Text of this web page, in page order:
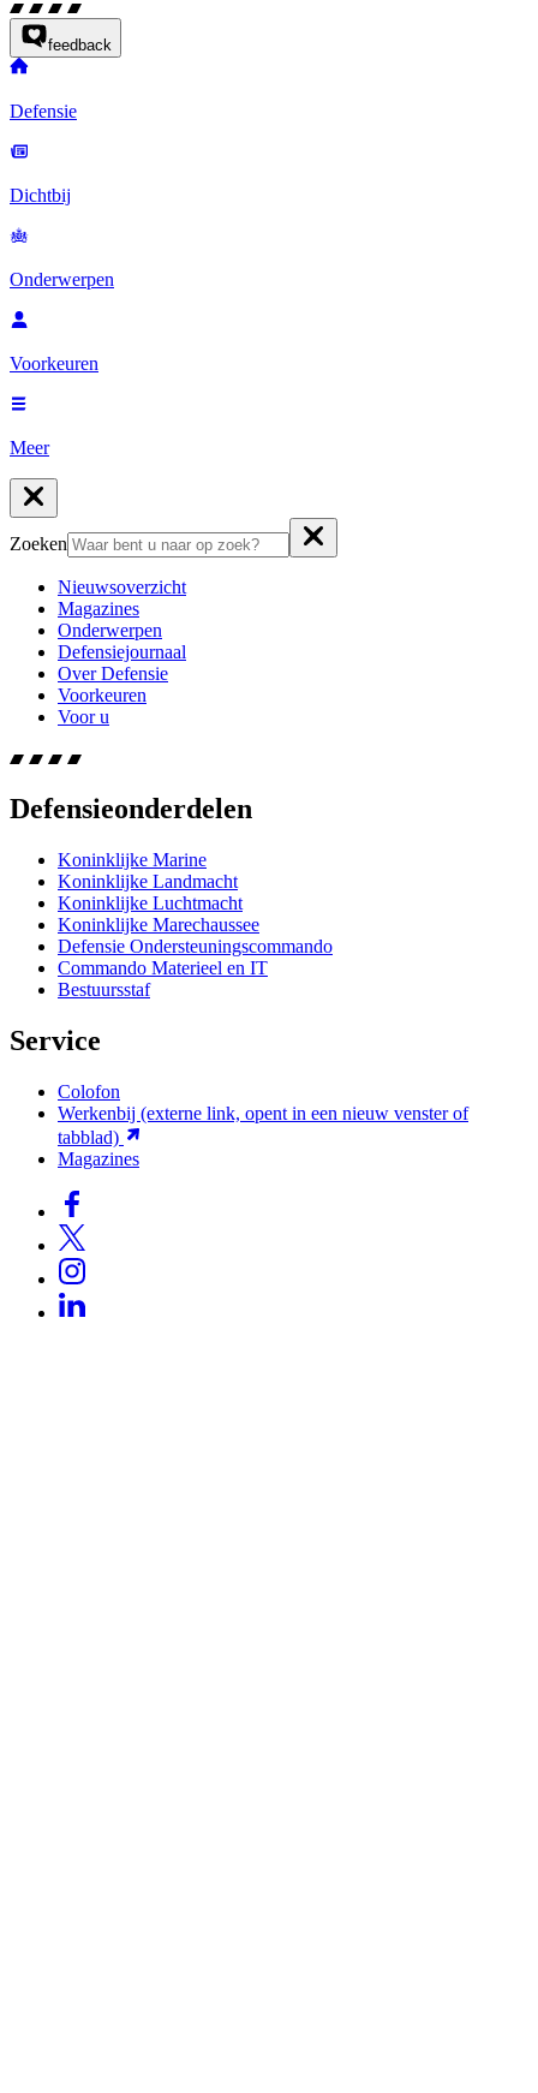
feedback
Defensie
Dichtbij
Onderwerpen
Voorkeuren
Meer
Zoeken
Nieuwsoverzicht
Magazines
Onderwerpen
Defensiejournaal
Over Defensie
Voorkeuren
Voor u
Defensieonderdelen
Koninklijke Marine
Koninklijke Landmacht
Koninklijke Luchtmacht
Koninklijke Marechaussee
Defensie Ondersteuningscommando
Commando Materieel en IT
Bestuursstaf
Service
Colofon
Werkenbij (externe link, opent in een nieuw venster of
tabblad)
Magazines